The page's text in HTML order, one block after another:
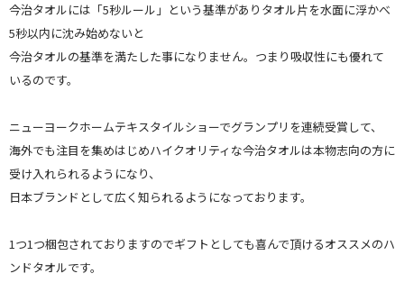
今治タオルには「5秒ルール」という基準がありタオル片を水面に浮かべ
5秒以内に沈み始めないと
今治タオルの基準を満たした事になりません。つまり吸収性にも優れて
いるのです。
ニューヨークホームテキスタイルショーでグランプリを連続受賞して、
海外でも注目を集めはじめハイクオリティな今治タオルは本物志向の方に
受け入れられるようになり、
日本ブランドとして広く知られるようになっております。
1つ1つ梱包されておりますのでギフトとしても喜んで頂けるオススメのハ
ンドタオルです。